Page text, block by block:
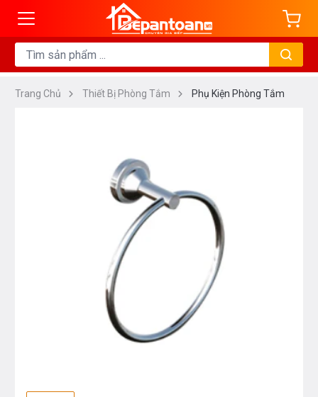
Trang Chủ Thiết Bị Phòng Tắm Phụ Kiện Phòng Tắm